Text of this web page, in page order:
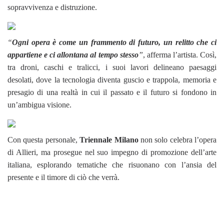
sopravvivenza e distruzione.
“Ogni opera è come un frammento di futuro, un relitto che ci
appartiene e ci allontana al tempo stesso”, afferma l’artista. Così,
tra droni, caschi e tralicci, i suoi lavori delineano paesaggi
desolati, dove la tecnologia diventa guscio e trappola, memoria e
presagio di una realtà in cui il passato e il futuro si fondono in
un’ambigua visione.
Con questa personale, Triennale Milano non solo celebra l’opera
di Allieri, ma prosegue nel suo impegno di promozione dell’arte
italiana, esplorando tematiche che risuonano con l’ansia del
presente e il timore di ciò che verrà.